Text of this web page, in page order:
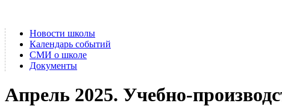
Новости школы
Календарь событий
СМИ о школе
Документы
Апрель 2025. Учебно-